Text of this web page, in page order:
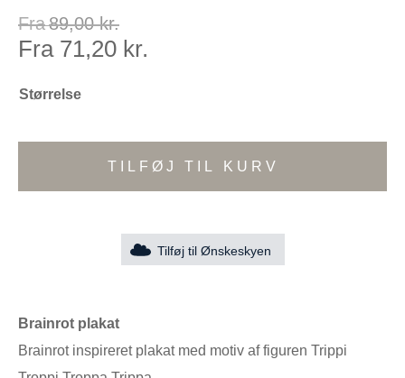
Fra89,00kr.
Fra 71,20 kr.
Størrelse
TILFØJ TIL KURV
Tilføj til Ønskeskyen
Brainrot plakat
Brainrot inspireret plakat med motiv af figuren Trippi